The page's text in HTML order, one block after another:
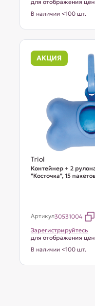
для отображения
В наличии <100 шт.
АКЦИЯ
Triol
Контейнер + 2
"Косточка", 15
Артикул30531004
Зарегистрируйтесь
для отображения
В наличии <100 шт.